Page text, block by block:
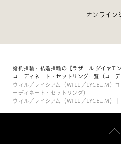
オンライン
婚約指輪・結婚指輪の【ラザール ダイヤモ
コーディネート・セットリング一覧（コー
ウィル／ライシアム（WILL／LYCEUM）
ーディネート・セットリング）
ウィル／ライシアム（WILL／LYCEUM）